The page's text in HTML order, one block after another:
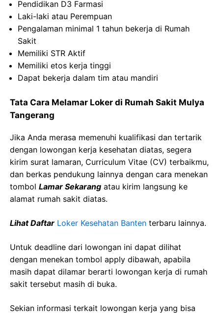
Pendidikan D3 Farmasi
Laki-laki atau Perempuan
Pengalaman minimal 1 tahun bekerja di Rumah
Sakit
Memiliki STR Aktif
Memiliki etos kerja tinggi
Dapat bekerja dalam tim atau mandiri
Tata Cara Melamar Loker di Rumah Sakit Mulya
Tangerang
Jika Anda merasa memenuhi kualifikasi dan tertarik
dengan lowongan kerja kesehatan diatas, segera
kirim surat lamaran, Curriculum Vitae (CV) terbaikmu,
dan berkas pendukung lainnya dengan cara menekan
tombol Lamar Sekarang atau kirim langsung ke
alamat rumah sakit diatas.
Lihat Daftar Loker Kesehatan Banten terbaru lainnya.
Untuk deadline dari lowongan ini dapat dilihat
dengan menekan tombol apply dibawah, apabila
masih dapat dilamar berarti lowongan kerja di rumah
sakit tersebut masih di buka.
Sekian informasi terkait lowongan kerja yang bisa